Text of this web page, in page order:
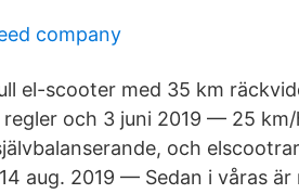
company
el-scooter med 35 km
regler och 3 juni 2019 — 25
och
aug. 2019 — Sedan i våras